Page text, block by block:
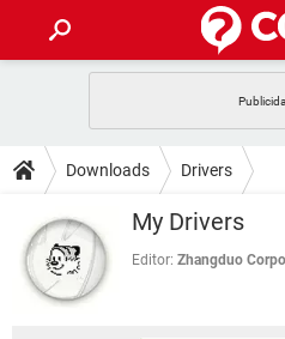
CELULAR
OUTLOOK
INSTAGRAM
GUIA DE COMPRAS
DICAS
JOGOS
CELULAR
OUTLOOK
DOWNLOADS
JOGOS
CELULAR
FÓRUM
Downloads Drivers
My Drivers
Editor: Zhangduo